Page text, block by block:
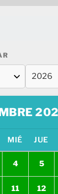
MIÉ JUE
4 5
11 12